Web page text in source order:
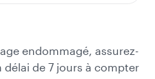
endommagé, assurez-
de 7 jours à compter